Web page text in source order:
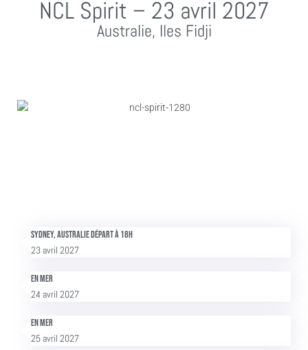
NCL Spirit – 23 avril 2027
Australie, Iles Fidji
Sydney, Australie Départ à 18h
23 avril 2027
En mer
24 avril 2027
En mer
25 avril 2027